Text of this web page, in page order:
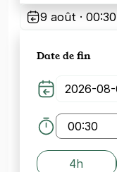
9 août · 00:30
Date de fin
4h